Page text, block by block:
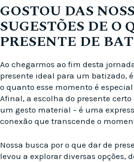
GOSTOU DAS
SUGESTÕES DE O
PRESENTE DE
Ao chegarmos ao fim desta
presente ideal para um batizado,
o quanto esse momento é
Afinal, a escolha do presente
um gesto material – é uma
conexão que transcende o
Nossa busca por o que dar de
levou a explorar diversas opções,